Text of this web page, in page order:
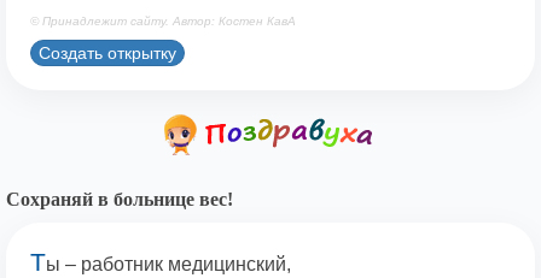
© Принадлежит сайту. Автор: Костен КавА
Создать открытку
Сохраняй в больнице вес!
Ты – работник медицинский,